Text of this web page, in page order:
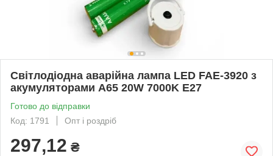
Світлодіодна аварійна лампа LED FAE-3920 з
акумуляторами A65 20W 7000K E27
Готово до відправки
Код: 1791
Опт і роздріб
297,12 ₴